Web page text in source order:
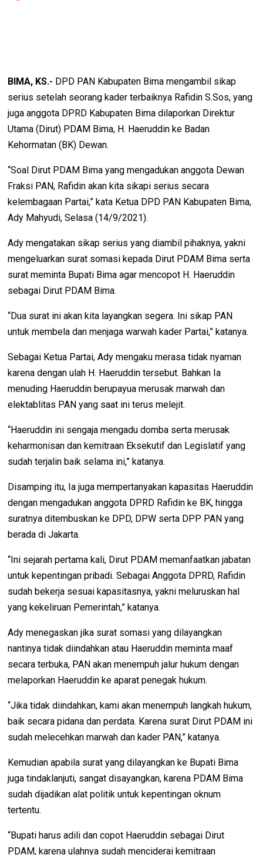
BIMA, KS.- DPD PAN Kabupaten Bima mengambil sikap
serius setelah seorang kader terbaiknya Rafidin S.Sos, yang
juga anggota DPRD Kabupaten Bima dilaporkan Direktur
Utama (Dirut) PDAM Bima, H. Haeruddin ke Badan
Kehormatan (BK) Dewan.
“Soal Dirut PDAM Bima yang mengadukan anggota Dewan
Fraksi PAN, Rafidin akan kita sikapi serius secara
kelembagaan Partai,” kata Ketua DPD PAN Kabupaten Bima,
Ady Mahyudi, Selasa (14/9/2021).
Ady mengatakan sikap serius yang diambil pihaknya, yakni
mengeluarkan surat somasi kepada Dirut PDAM Bima serta
surat meminta Bupati Bima agar mencopot H. Haeruddin
sebagai Dirut PDAM Bima.
“Dua surat ini akan kita layangkan segera. Ini sikap PAN
untuk membela dan menjaga warwah kader Partai,” katanya.
Sebagai Ketua Partai, Ady mengaku merasa tidak nyaman
karena dengan ulah H. Haeruddin tersebut. Bahkan Ia
menuding Haeruddin berupayua merusak marwah dan
elektablitas PAN yang saat ini terus melejit.
“Haeruddin ini sengaja mengadu domba serta merusak
keharmonisan dan kemitraan Eksekutif dan Legislatif yang
sudah terjalin baik selama ini,” katanya.
Disamping itu, Ia juga mempertanyakan kapasitas Haeruddin
dengan mengadukan anggota DPRD Rafidin ke BK, hingga
suratnya ditembuskan ke DPD, DPW serta DPP PAN yang
berada di Jakarta.
“Ini sejarah pertama kali, Dirut PDAM memanfaatkan jabatan
untuk kepentingan pribadi. Sebagai Anggota DPRD, Rafidin
sudah bekerja sesuai kapasitasnya, yakni meluruskan hal
yang kekeliruan Pemerintah,” katanya.
Ady menegaskan jika surat somasi yang dilayangkan
nantinya tidak diindahkan atau Haeruddin meminta maaf
secara terbuka, PAN akan menempuh jalur hukum dengan
melaporkan Haeruddin ke aparat penegak hukum.
“Jika tidak diindahkan, kami akan menempuh langkah hukum,
baik secara pidana dan perdata. Karena surat Dirut PDAM ini
sudah melecehkan marwah dan kader PAN,” katanya.
Kemudian apabila surat yang dilayangkan ke Bupati Bima
juga tindaklanjuti, sangat disayangkan, karena PDAM Bima
sudah dijadikan alat politik untuk kepentingan oknum
tertentu.
“Bupati harus adili dan copot Haeruddin sebagai Dirut
PDAM, karena ulahnya sudah menciderai kemitraan